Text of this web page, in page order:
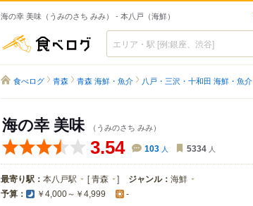
海の幸 美味（うみのさち みみ） - 本八戸（海鮮）
食べログ
食べログ 青森 青森 海鮮・魚介 八戸・三沢・十和田 海鮮・魚介
海の幸 美味 （うみのさち みみ）
3.54 103 人 5334 人
最寄り駅： 本八戸駅 [青森 ] ジャンル： 海鮮
予算： ￥4,000～￥4,999 -